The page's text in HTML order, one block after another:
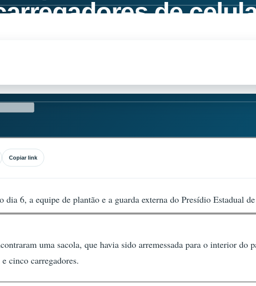
de
Copiar link
6, a equipe de plantão e a guarda externa do Presídio Estadual
uma sacola, que havia sido arremessada para o interior do
cinco carregadores.